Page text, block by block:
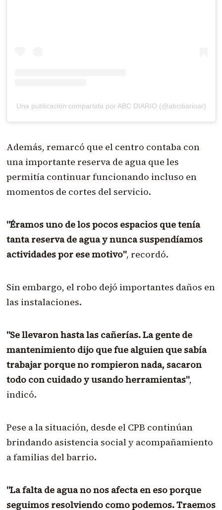
Una publicación compartida por ABC DIARIO (@abcdiarioar)
Además, remarcó que el centro contaba con
una importante reserva de agua que les
permitía continuar funcionando incluso en
momentos de cortes del servicio.
"Éramos uno de los pocos espacios que tenía
tanta reserva de agua y nunca suspendíamos
actividades por ese motivo", recordó.
Sin embargo, el robo dejó importantes daños en
las instalaciones.
"Se llevaron hasta las cañerías. La gente de
mantenimiento dijo que fue alguien que sabía
trabajar porque no rompieron nada, sacaron
todo con cuidado y usando herramientas",
indicó.
Pese a la situación, desde el CPB continúan
brindando asistencia social y acompañamiento
a familias del barrio.
"La falta de agua no nos afecta en eso porque
seguimos resolviendo como podemos. Traemos